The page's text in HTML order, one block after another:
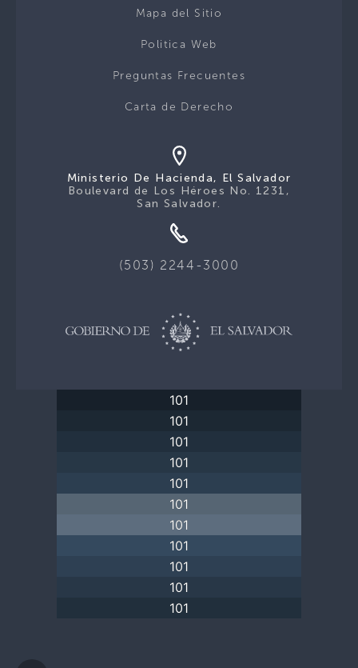
Mapa del Sitio
Politica Web
Preguntas Frecuentes
Carta de Derecho
Ministerio De Hacienda, El Salvador
Boulevard de Los Héroes No. 1231,
San Salvador.
(503) 2244-3000
101
101
101
101
101
101
101
101
101
101
101